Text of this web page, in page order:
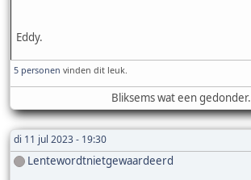
Eddy.
5 personen vinden dit leuk.
Bliksems wat een gedonder.
di 11 jul 2023 - 19:30
Lentewordtnietgewaardeerd